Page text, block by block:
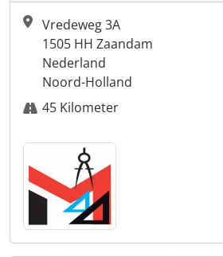
Vredeweg 3A
1505 HH Zaandam
Nederland
Noord-Holland
45 Kilometer